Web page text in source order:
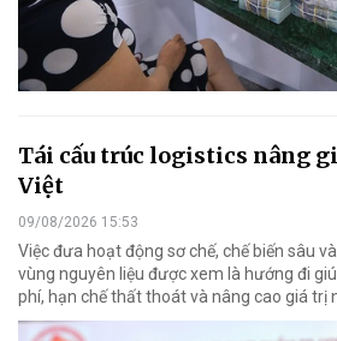
Tái cấu trúc logistics nâng
Việt
09/08/2026 15:53
Việc đưa hoạt động sơ chế, chế biến sâu
vùng nguyên liệu được xem là hướng đi
phí, hạn chế thất thoát và nâng cao giá trị